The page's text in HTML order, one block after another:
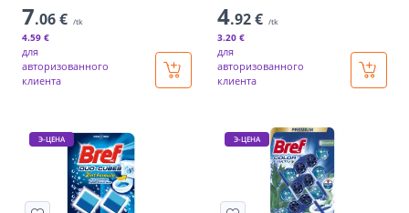
7.06 € /tk
4.59 €
для
авторизованного
клиента
4.92 € /tk
3.20 €
для
авторизованного
клиента
Э-ЦЕНА Э-ЦЕНА